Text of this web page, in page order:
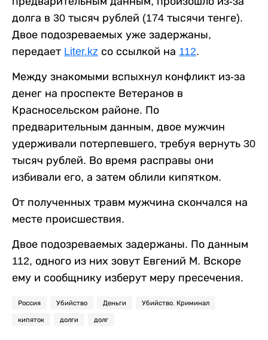
долга в 30 тысяч рублей (174 тысячи тенге).
Двое подозреваемых уже задержаны,
передает Liter.kz со ссылкой на 112.
Между знакомыми вспыхнул конфликт из-за
денег на проспекте Ветеранов в
Красносельском районе. По
предварительным данным, двое мужчин
удерживали потерпевшего, требуя вернуть 30
тысяч рублей. Во время расправы они
избивали его, а затем облили кипятком.
От полученных травм мужчина скончался на
месте происшествия.
Двое подозреваемых задержаны. По данным
112, одного из них зовут Евгений М. Вскоре
ему и сообщнику изберут меру пресечения.
Россия Убийство Деньги Убийство. Криминал
кипяток долги долг